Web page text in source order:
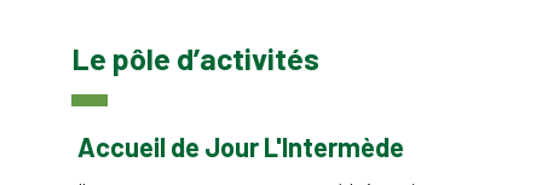
Le pôle d’activités
Accueil de Jour L'Intermède